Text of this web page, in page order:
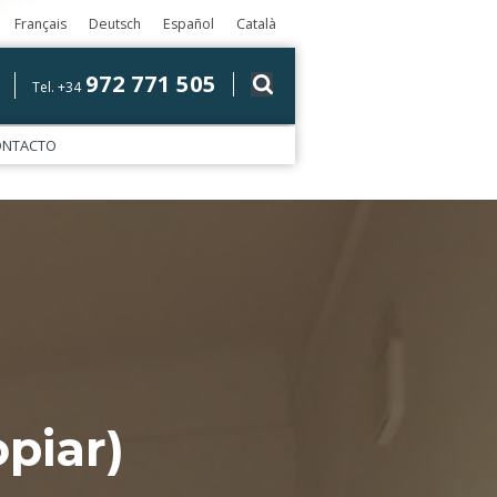
Français Deutsch Español Català
Tel. +34 972 771 505